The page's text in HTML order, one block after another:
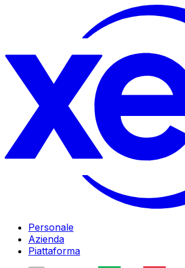
Personale
Azienda
Piattaforma